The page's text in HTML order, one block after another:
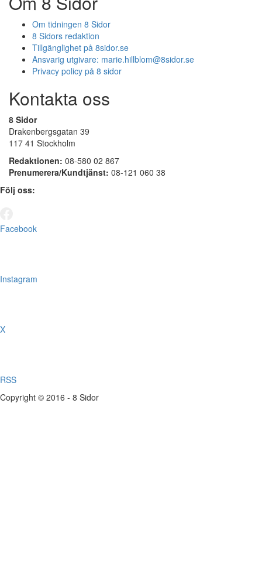
Om tidningen 8 Sidor
8 Sidors redaktion
Tillgänglighet på 8sidor.se
Ansvarig utgivare: marie.hillblom@8sidor.se
Privacy policy på 8 sidor
Kontakta oss
8 Sidor
Drakenbergsgatan 39
117 41 Stockholm
Redaktionen: 08-580 02 867
Prenumerera/Kundtjänst: 08-121 060 38
Följ oss:
Facebook
Instagram
X
RSS
Copyright © 2016 - 8 Sidor